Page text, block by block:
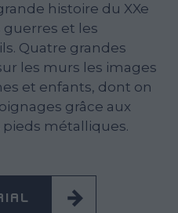
histoire du XXe
guerres et les
Quatre grandes
les murs les images
et enfants, dont on
grâce aux
métalliques.